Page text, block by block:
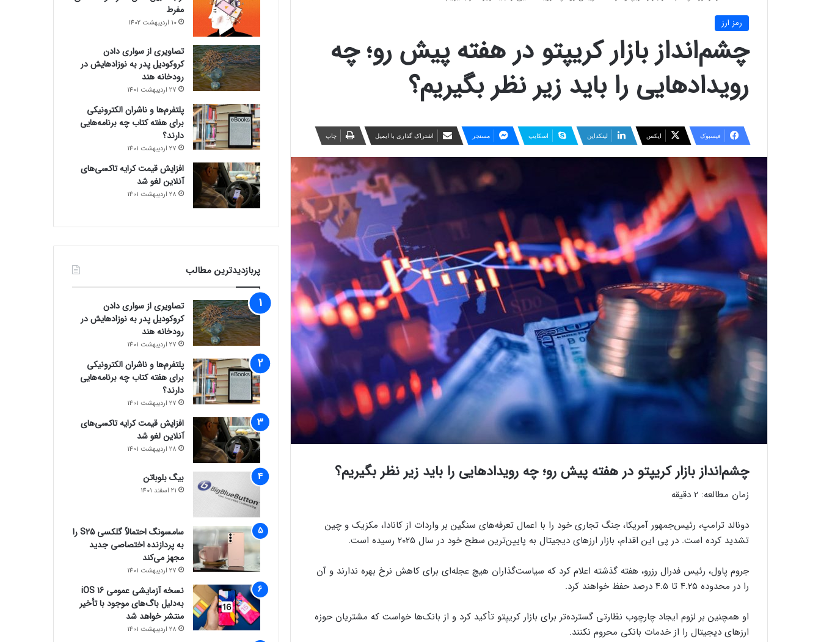
رمز ارز
چشم‌انداز بازار کریپتو در هفته پیش رو؛ چه
رویدادهایی را باید زیر نظر بگیریم؟
فیسبوک ایکس لینکداین اسکایپ مسنجر اشتراک گذاری با ایمیل چاپ
چشم‌انداز بازار کریپتو در هفته پیش رو؛ چه رویدادهایی را باید زیر نظر بگیریم؟
زمان مطالعه: 2 دقیقه
دونالد ترامپ، رئیس‌جمهور آمریکا، جنگ تجاری خود را با اعمال تعرفه‌های سنگین بر واردات از کانادا، مکزیک و چین
تشدید کرده است. در پی این اقدام، بازار ارزهای دیجیتال به پایین‌ترین سطح خود در سال ۲۰۲۵ رسیده است.
جروم پاول، رئیس فدرال رزرو، هفته گذشته اعلام کرد که سیاست‌گذاران هیچ عجله‌ای برای کاهش نرخ بهره ندارند و آن
را در محدوده ۴.۲۵ تا ۴.۵ درصد حفظ خواهند کرد.
او همچنین بر لزوم ایجاد چارچوب نظارتی گسترده‌تر برای بازار کریپتو تأکید کرد و از بانک‌ها خواست که مشتریان حوزه
ارزهای دیجیتال را از خدمات بانکی محروم نکنند.
مفرط
10 اردیبهشت 1402
تصاویری از سواری دادن
کروکودیل پدر به نوزادهایش در
رودخانه هند
27 اردیبهشت 1401
پلتفرم‌ها و ناشران الکترونیکی
برای هفته کتاب چه برنامه‌هایی
دارند؟
27 اردیبهشت 1401
افزایش قیمت کرایه تاکسی‌های
آنلاین لغو شد
28 اردیبهشت 1401
پربازدیدترین مطالب
تصاویری از سواری دادن
کروکودیل پدر به نوزادهایش در
رودخانه هند
27 اردیبهشت 1401
پلتفرم‌ها و ناشران الکترونیکی
برای هفته کتاب چه برنامه‌هایی
دارند؟
27 اردیبهشت 1401
افزایش قیمت کرایه تاکسی‌های
آنلاین لغو شد
28 اردیبهشت 1401
بیگ بلوباتن
21 اسفند 1401
سامسونگ احتمالاً گلکسی S25 را
به پردازنده اختصاصی جدید
مجهز می‌کند
27 اردیبهشت 1401
نسخه آزمایشی عمومی iOS 16
به‌دلیل باگ‌های موجود با تأخیر
منتشر خواهد شد
28 اردیبهشت 1401